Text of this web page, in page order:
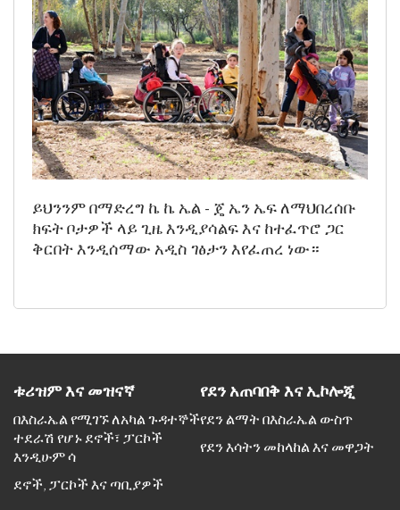
ይህንንም በማድረግ ኬ ኬ ኤል - ጄ ኤን ኤፍ ለማህበረሰቡ
ክፍት ቦታዎች ላይ ጊዜ እንዲያሳልፍ እና ከተፈጥሮ ጋር
ቅርበት እንዲሰማው አዲስ ገፅታን እየፈጠረ ነው።
ቱሪዝም እና መዝናኛ
በእስራኤል የሚገኙ ለአካል ጉዳተኞች
ተደራሽ የሆኑ ደኖች፣ ፓርኮች
እንዲሁም ሳ
ደኖች, ፓርኮች እና ጣቢያዎች
የደን አጠባበቅ እና ኢኮሎጂ
የደን ልማት በእስራኤል ውስጥ
የደን እሳትን መከላከል እና መዋጋት